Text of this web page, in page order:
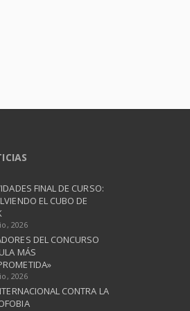
FINAL DE CURSO:
EL CUBO DE
2026
DEL CONCURSO
MÁS
2026
CONTRA LA